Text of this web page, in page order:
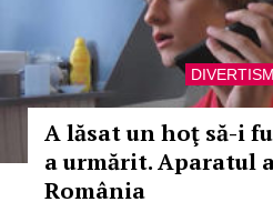
A lăsat un hoţ să-i
a urmărit. Aparatul
România